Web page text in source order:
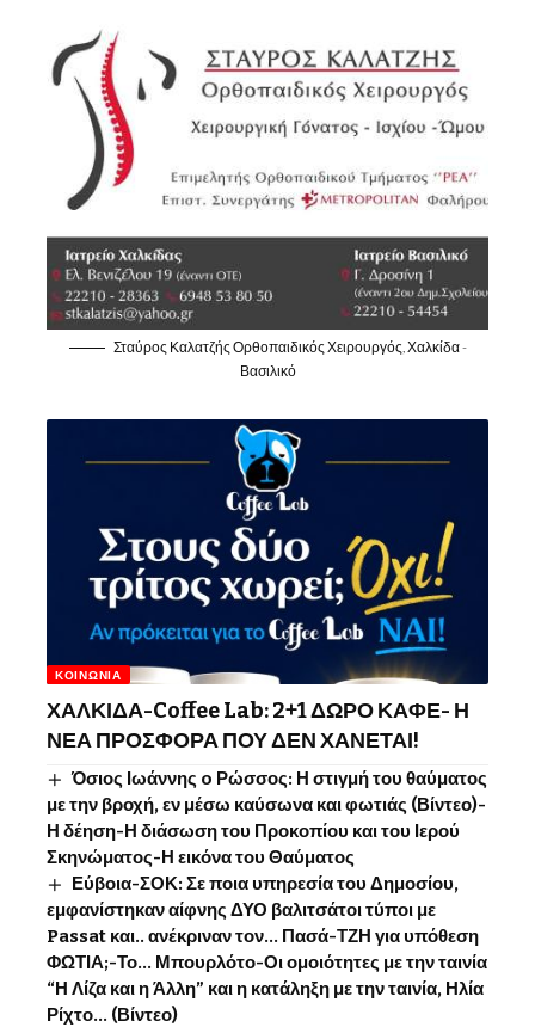
Σταύρος Καλατζής Ορθοπαιδικός Χειρουργός, Χαλκίδα -
Βασιλικό
ΚΟΙΝΩΝΊΑ
ΧΑΛΚΙΔΑ-Coffee Lab: 2+1 ΔΩΡΟ ΚΑΦΕ- Η
ΝΕΑ ΠΡΟΣΦΟΡΑ ΠΟΥ ΔΕΝ ΧΑΝΕΤΑΙ!
Όσιος Ιωάννης o Ρώσσος: Η στιγμή του θαύματος
με την βροχή, εν μέσω καύσωνα και φωτιάς (Βίντεο)-
Η δέηση-Η διάσωση του Προκοπίου και του Ιερού
Σκηνώματος-Η εικόνα του Θαύματος
Εύβοια-ΣΟΚ: Σε ποια υπηρεσία του Δημοσίου,
εμφανίστηκαν αίφνης ΔΥΟ βαλιτσάτοι τύποι με
Passat και.. ανέκριναν τον… Πασά-ΤΖΗ για υπόθεση
ΦΩΤΙΑ;-Το… Μπουρλότο-Οι ομοιότητες με την ταινία
“Η Λίζα και η Άλλη” και η κατάληξη με την ταινία, Ηλία
Ρίχτο… (Βίντεο)